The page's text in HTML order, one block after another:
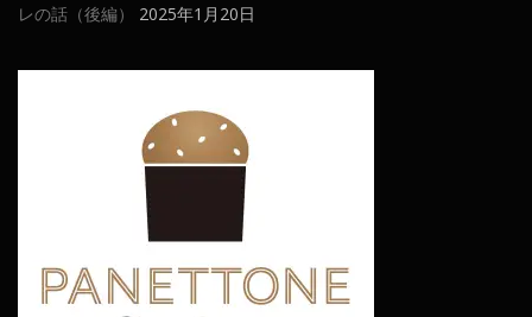
レの話（後編）
2025年1月20日